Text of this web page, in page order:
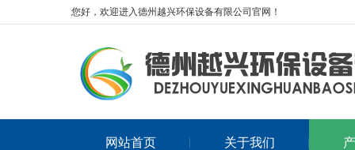
您好，欢迎进入德州越兴环保设备有限公司官网！
网站首页 关于我们